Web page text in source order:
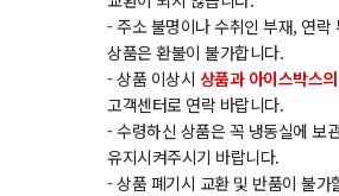
- 주소 불명이나 수취인 부재, 연락
상품은 환불이 불가합니다.
- 상품 이상시 상품과 아이스박스
고객센터로 연락 바랍니다.
- 수령하신 상품은 꼭 냉동실에 보
유지시켜주시기 바랍니다.
- 상품 폐기시 교환 및 반품이 불가